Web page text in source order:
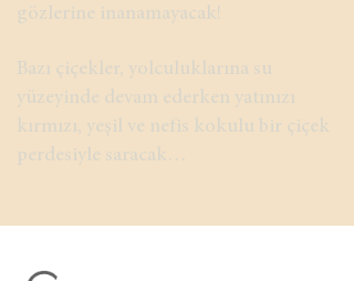
gözlerine inanamayacak!
Bazı çiçekler, yolculuklarına su
yüzeyinde devam ederken yatınızı
kırmızı, yeşil ve nefis kokulu bir çiçek
perdesiyle saracak…